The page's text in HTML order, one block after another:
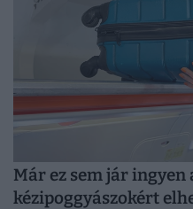
Már ez sem jár ingyen
kézipoggyászokért